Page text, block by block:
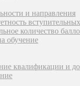
и направления
количество
обучение
квалификации и